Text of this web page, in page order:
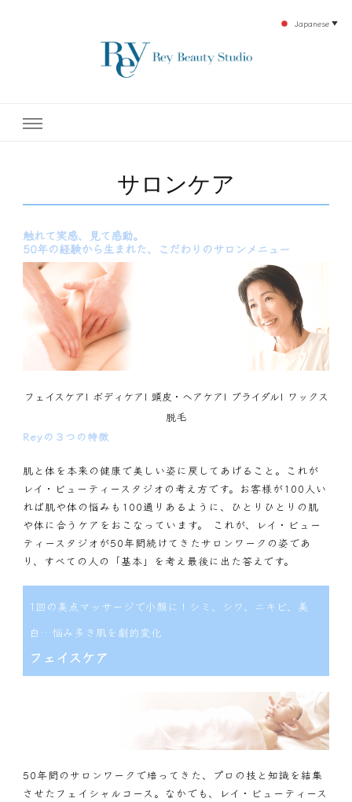
エステ
テ開設45年の実績を誇る本格エステだからこそ、お客様が必ず満足してもらえるこ
サロンケア
触れて実感、見て感動。
50年の経験から生まれた、こだわりのサロンメニュー
フェイスケア | ボディケア | 頭皮・ヘアケア | ブライダル| ワックス
脱毛
Reyの３つの特徴
肌と体を本来の健康で美しい姿に戻してあげること。これが
レイ・ビューティースタジオの考え方です。お客様が100人い
れば肌や体の悩みも100通りあるように、ひとりひとりの肌
や体に合うケアをおこなっています。 これが、レイ・ビュー
ティースタジオが50年間続けてきたサロンワークの姿であ
り、すべての人の「基本」を考え最後に出た答えです。
1回の美点マッサージで小顔に！シミ、シワ、ニキビ、美
白…悩み多き肌を劇的変化
フェイスケア
50年間のサロンワークで培ってきた、プロの技と知識を結集
させたフェイシャルコース。なかでも、レイ・ビューティース
Japanese ▼